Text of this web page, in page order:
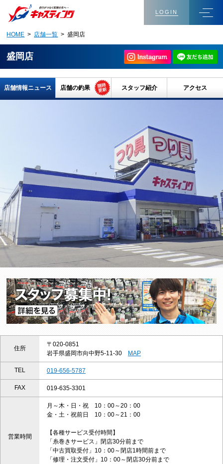
LOGIN
HOME > 店舗一覧 > 盛岡店
盛岡店
店舗情報ニュース 店舗の釣果 スタッフ紹介 アクセス
住所
〒020-0851
岩手県盛岡市向中野5-11-30 MAP
TEL 019-656-5787
FAX 019-635-3301
営業時間
月～木・日・祝 10：00～20：00
金・土・祝前日 10：00～21：00
【各種サービス受付時間】
「糸巻きサービス」閉店30分前まで
「中古買取受付」10：00～閉店1時間前まで
「修理・注文受付」10：00～閉店30分前まで